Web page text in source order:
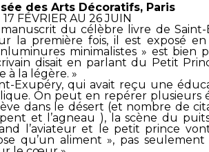
des Arts Décoratifs, Paris
17 FÉVRIER AU 26 JUIN
manuscrit du célèbre livre de Saint-
la première fois, il est exposé
minimalistes » est bien
disait en parlant du
Petit
à la légère. »
Exupéry, qui avait reçu une
On peut en repérer plusieurs
dans le désert (et nombre de
et l’agneau ), la scène du
l’aviateur et le petit prince
qu’un aliment », pas